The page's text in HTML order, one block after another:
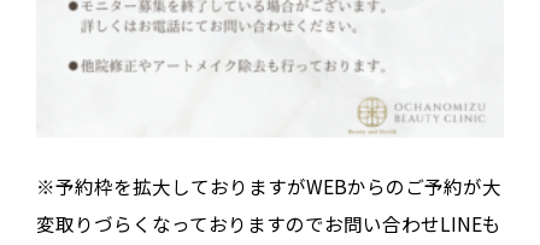
※予約枠を拡大しておりますがWEBからのご予約が大
変取りづらくなっておりますのでお問い合わせLINEも